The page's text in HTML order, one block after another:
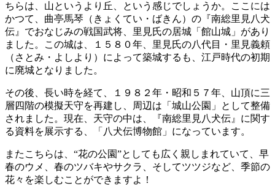
ちらは、山というより丘、という感じでしょうか。ここには
かつて、曲亭馬琴（きょくてい・ばきん）の『南総里見八犬
伝』でおなじみの戦国武将、里見氏の居城「館山城」があり
ました。この城は、１５８０年、里見氏の八代目・里見義頼
（さとみ・よしより）によって築城するも、江戸時代の初期
に廃城となりました。
その後、長い時を経て、１９８２年・昭和５７年、山頂に三
層四階の模擬天守を再建し、周辺は「城山公園」として整備
されました。現在、天守の中は、『南総里見八犬伝』に関す
る資料を展示する、「八犬伝博物館」になっています。
またこちらは、“花の公園”としても広く親しまれていて、早
春のウメ、春のツバキやサクラ、そしてツツジなど、季節の
花々を楽しむことができますよ！